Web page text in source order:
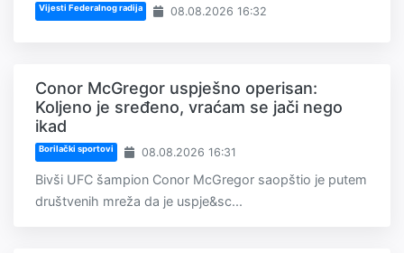
Vijesti Federalnog radija 08.08.2026 16:32
Conor McGregor uspješno operisan:
Koljeno je sređeno, vraćam se jači nego
ikad
Borilački sportovi 08.08.2026 16:31
Bivši UFC šampion Conor McGregor saopštio je putem
društvenih mreža da je uspje&sc...